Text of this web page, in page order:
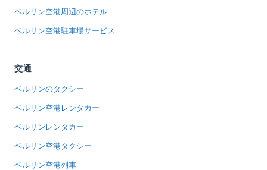
ベルリン空港周辺のホテル
ベルリン空港駐車場サービス
交通
ベルリンのタクシー
ベルリン空港レンタカー
ベルリンレンタカー
ベルリン空港タクシー
ベルリン空港列車